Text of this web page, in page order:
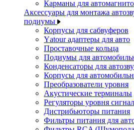
Карманы для
Аксессуары для монтажа
подиумы
Корпусы для сабвуферов
Yаtour адаптеры для авто
Проставочные кольца
Подиумы для
Конденсаторы для
Корпусы для
Преобразователи уровня
Акустические терминалы
Регуляторы уровня
Дистрибьюторы питания
Фильтры питания для